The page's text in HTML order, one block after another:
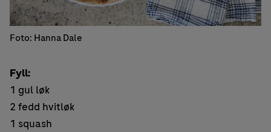
Foto: Hanna Dale
Fyll:
1 gul løk
2 fedd hvitløk
1 squash